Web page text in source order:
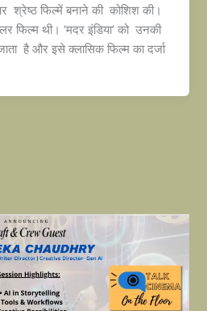
श्रेष्ठ फिल्में बनाने की कोशिश की।
फिल्म थी। ‘मदर इंडिया’ को उनकी
है और इसे क्लासिक फिल्म का दर्जा